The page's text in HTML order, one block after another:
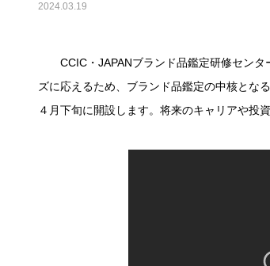
2024.03.19
CCIC・JAPANブランド品鑑定研修セン
ズに応えるため、ブランド品鑑定の中核とな
４月下旬に開設します。将来のキャリアや投